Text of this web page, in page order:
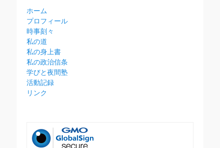
ホーム
プロフィール
時事刻々
私の道
私の身上書
私の政治信条
学びと夜間塾
活動記録
リンク